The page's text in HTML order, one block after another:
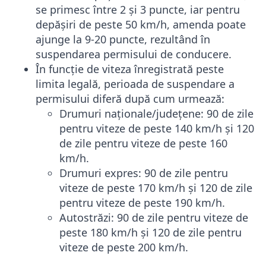
se primesc între 2 și 3 puncte, iar pentru
depășiri de peste 50 km/h, amenda poate
ajunge la 9-20 puncte, rezultând în
suspendarea permisului de conducere.
În funcție de viteza înregistrată peste
limita legală, perioada de suspendare a
permisului diferă după cum urmează:
Drumuri naționale/județene: 90 de zile
pentru viteze de peste 140 km/h și 120
de zile pentru viteze de peste 160
km/h.
Drumuri expres: 90 de zile pentru
viteze de peste 170 km/h și 120 de zile
pentru viteze de peste 190 km/h.
Autostrăzi: 90 de zile pentru viteze de
peste 180 km/h și 120 de zile pentru
viteze de peste 200 km/h.